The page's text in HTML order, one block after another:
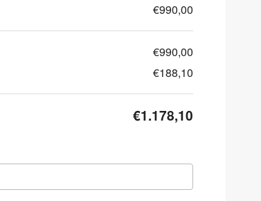
€990,00
€990,00
€188,10
€1.178,10